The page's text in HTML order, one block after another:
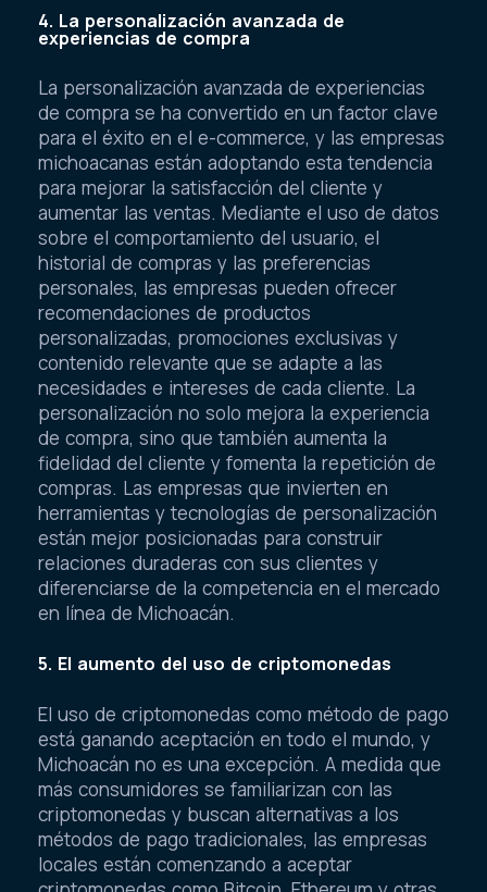
4. La personalización avanzada de
experiencias de compra
La personalización avanzada de experiencias
de compra se ha convertido en un factor clave
para el éxito en el e-commerce, y las empresas
michoacanas están adoptando esta tendencia
para mejorar la satisfacción del cliente y
aumentar las ventas. Mediante el uso de datos
sobre el comportamiento del usuario, el
historial de compras y las preferencias
personales, las empresas pueden ofrecer
recomendaciones de productos
personalizadas, promociones exclusivas y
contenido relevante que se adapte a las
necesidades e intereses de cada cliente. La
personalización no solo mejora la experiencia
de compra, sino que también aumenta la
fidelidad del cliente y fomenta la repetición de
compras. Las empresas que invierten en
herramientas y tecnologías de personalización
están mejor posicionadas para construir
relaciones duraderas con sus clientes y
diferenciarse de la competencia en el mercado
5. El aumento del uso de criptomonedas
El uso de criptomonedas como método de pago
está ganando aceptación en todo el mundo, y
Michoacán no es una excepción. A medida que
más consumidores se familiarizan con las
criptomonedas y buscan alternativas a los
métodos de pago tradicionales, las empresas
locales están comenzando a aceptar